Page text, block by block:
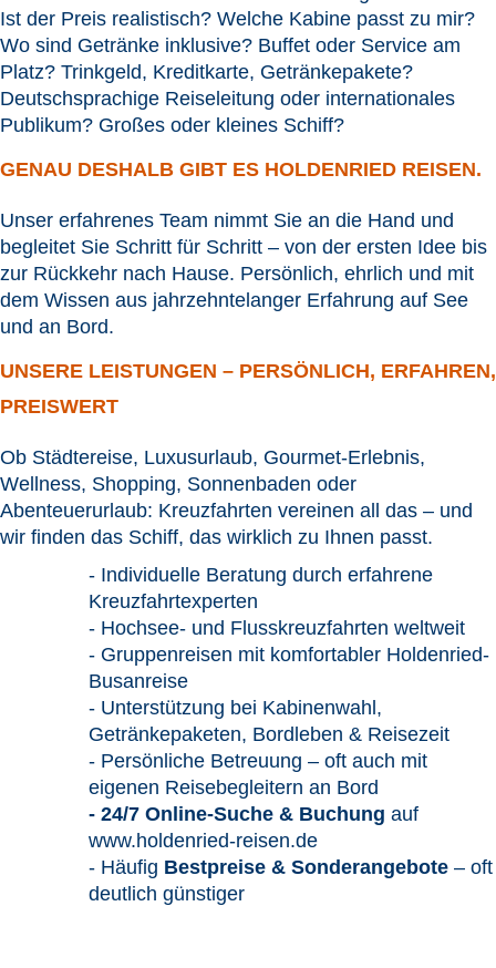
Ist der Preis realistisch? Welche Kabine passt zu mir?
Wo sind Getränke inklusive? Buffet oder Service am
Platz? Trinkgeld, Kreditkarte, Getränkepakete?
Deutschsprachige Reiseleitung oder internationales
Publikum? Großes oder kleines Schiff?
GENAU DESHALB GIBT ES HOLDENRIED REISEN.
Unser erfahrenes Team nimmt Sie an die Hand und
begleitet Sie Schritt für Schritt – von der ersten Idee bis
zur Rückkehr nach Hause. Persönlich, ehrlich und mit
dem Wissen aus jahrzehntelanger Erfahrung auf See
und an Bord.
UNSERE LEISTUNGEN – PERSÖNLICH, ERFAHREN,
PREISWERT
Ob Städtereise, Luxusurlaub, Gourmet-Erlebnis,
Wellness, Shopping, Sonnenbaden oder
Abenteuerurlaub: Kreuzfahrten vereinen all das – und
wir finden das Schiff, das wirklich zu Ihnen passt.
- Individuelle Beratung durch erfahrene
Kreuzfahrtexperten
- Hochsee- und Flusskreuzfahrten weltweit
- Gruppenreisen mit komfortabler Holdenried-
Busanreise
- Unterstützung bei Kabinenwahl,
Getränkepaketen, Bordleben & Reisezeit
- Persönliche Betreuung – oft auch mit
eigenen Reisebegleitern an Bord
- 24/7 Online-Suche & Buchung auf
www.holdenried-reisen.de
- Häufig Bestpreise & Sonderangebote – oft
deutlich günstiger